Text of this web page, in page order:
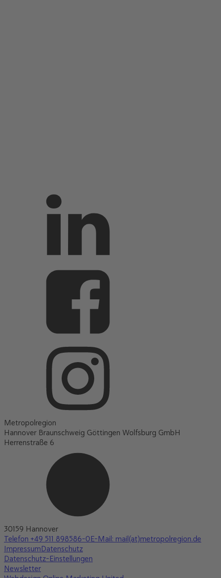
Metropolregion
Hannover Braunschweig Göttingen Wolfsburg GmbH
Herrenstraße 6
30159 Hannover
Telefon +49 511 898586-0E-Mail: mail(at)metropolregion.de
ImpressumDatenschutz
Datenschutz-Einstellungen
Newsletter